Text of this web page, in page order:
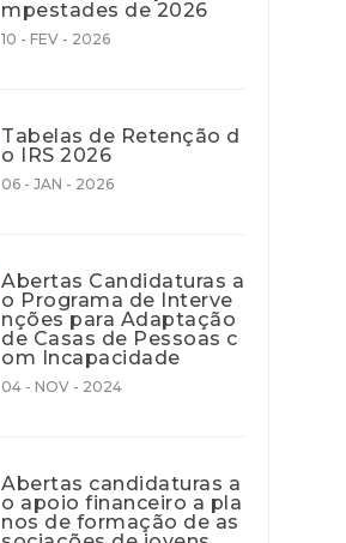
mpestades de 2026
10 - FEV - 2026
Tabelas de Retenção d
o IRS 2026
06 - JAN - 2026
Abertas Candidaturas a
o Programa de Interve
nções para Adaptação
de Casas de Pessoas c
om Incapacidade
04 - NOV - 2024
Abertas candidaturas a
o apoio financeiro a pla
nos de formação de as